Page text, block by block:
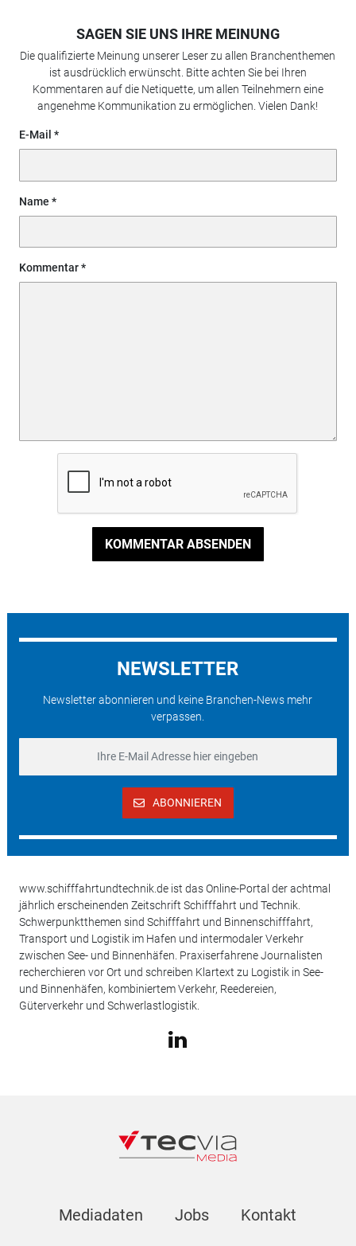
SAGEN SIE UNS IHRE MEINUNG
Die qualifizierte Meinung unserer Leser zu allen Branchenthemen
ist ausdrücklich erwünscht. Bitte achten Sie bei Ihren
Kommentaren auf die Netiquette, um allen Teilnehmern eine
angenehme Kommunikation zu ermöglichen. Vielen Dank!
E-Mail
Name
Kommentar
KOMMENTAR ABSENDEN
NEWSLETTER
Newsletter abonnieren und keine Branchen-News mehr
verpassen.
ABONNIEREN
www.schifffahrtundtechnik.de ist das Online-Portal der achtmal
jährlich erscheinenden Zeitschrift Schifffahrt und Technik.
Schwerpunktthemen sind Schifffahrt und Binnenschifffahrt,
Transport und Logistik im Hafen und intermodaler Verkehr
zwischen See- und Binnenhäfen. Praxiserfahrene Journalisten
recherchieren vor Ort und schreiben Klartext zu Logistik in See-
und Binnenhäfen, kombiniertem Verkehr, Reedereien,
Güterverkehr und Schwerlastlogistik.
Mediadaten Jobs Kontakt